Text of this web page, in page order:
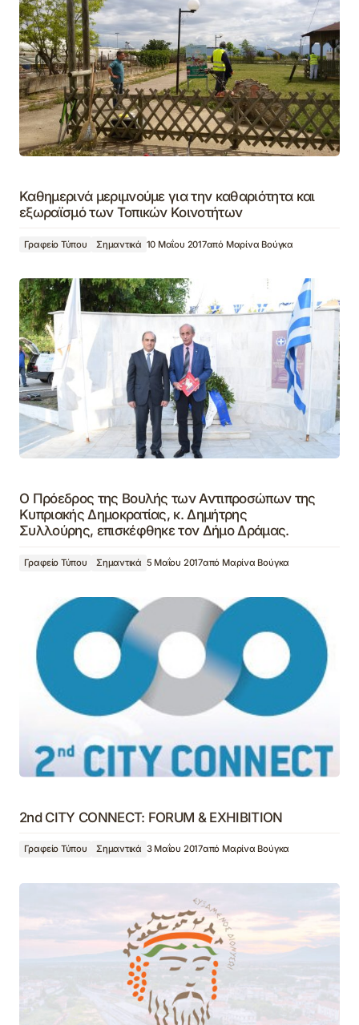
Καθημερινά μεριμνούμε για την καθαριότητα και
εξωραϊσμό των Τοπικών Κοινοτήτων
Γραφείο Τύπου Σημαντικά 10 Μαΐου 2017από Μαρίνα Βούγκα
Ο Πρόεδρος της Βουλής των Αντιπροσώπων της
Κυπριακής Δημοκρατίας, κ. Δημήτρης
Συλλούρης, επισκέφθηκε τον Δήμο Δράμας.
Γραφείο Τύπου Σημαντικά 5 Μαΐου 2017από Μαρίνα Βούγκα
2nd CITY CONNECT: FORUM & EXHIBITION
Γραφείο Τύπου Σημαντικά 3 Μαΐου 2017από Μαρίνα Βούγκα